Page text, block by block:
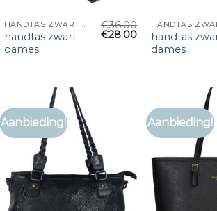
handtas zwart
dames
€36.00
€28.00
handtas
dames
Aanbieding! Aanbieding!